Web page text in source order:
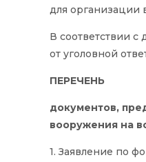
для организации
В соответствии
от уголовной
ПЕРЕЧЕНЬ
документов,
вооружения на
1. Заявление по